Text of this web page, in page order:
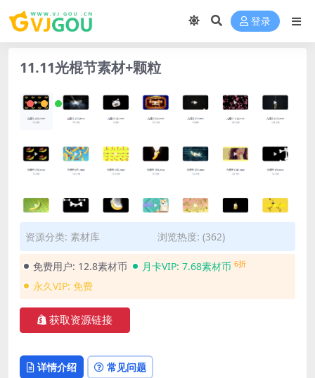
登录
11.11光棍节素材+颗粒
资源分类: 素材库 浏览热度: (362)
免费用户: 12.8素材币 月卡VIP: 7.68素材币 6折
永久VIP: 免费
获取资源链接
详情介绍 常见问题